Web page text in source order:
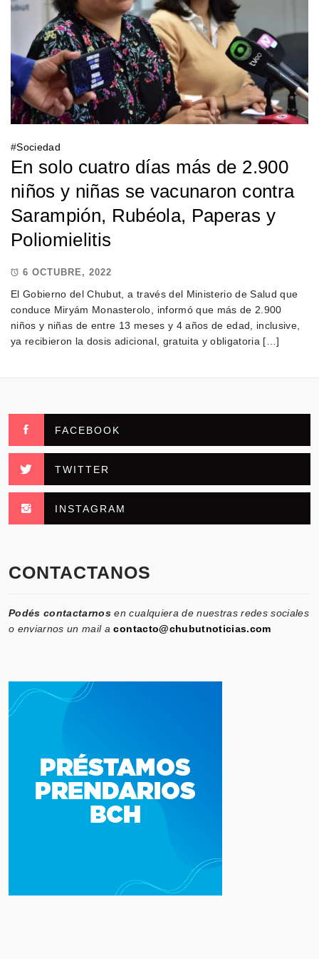
#Sociedad
En solo cuatro días más de 2.900
niños y niñas se vacunaron contra
Sarampión, Rubéola, Paperas y
Poliomielitis
6 OCTUBRE, 2022
El Gobierno del Chubut, a través del Ministerio de Salud que
conduce Miryám Monasterolo, informó que más de 2.900
niños y niñas de entre 13 meses y 4 años de edad, inclusive,
ya recibieron la dosis adicional, gratuita y obligatoria […]
FACEBOOK
TWITTER
INSTAGRAM
CONTACTANOS
Podés contactarnos en cualquiera de nuestras redes sociales
o enviarnos un mail acontacto@chubutnoticias.com